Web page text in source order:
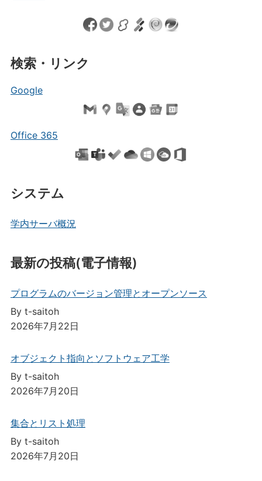
検索・リンク
Google
Office 365
システム
学内サーバ概況
最新の投稿(電子情報)
プログラムのバージョン管理とオープンソース
By t-saitoh
2026年7月22日
オブジェクト指向とソフトウェア工学
By t-saitoh
2026年7月20日
集合とリスト処理
By t-saitoh
2026年7月20日